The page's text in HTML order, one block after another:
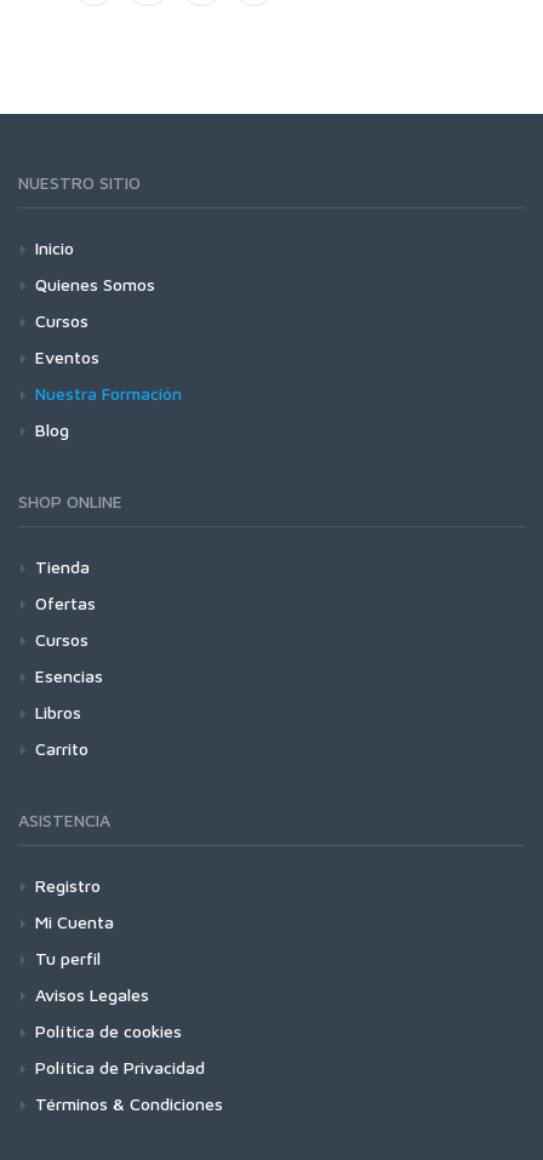
NUESTRO SITIO
Inicio
Quienes Somos
Cursos
Eventos
Nuestra Formación
Blog
SHOP ONLINE
Tienda
Ofertas
Cursos
Esencias
Libros
Carrito
ASISTENCIA
Registro
Mi Cuenta
Tu perfil
Avisos Legales
Política de cookies
Política de Privacidad
Términos & Condiciones